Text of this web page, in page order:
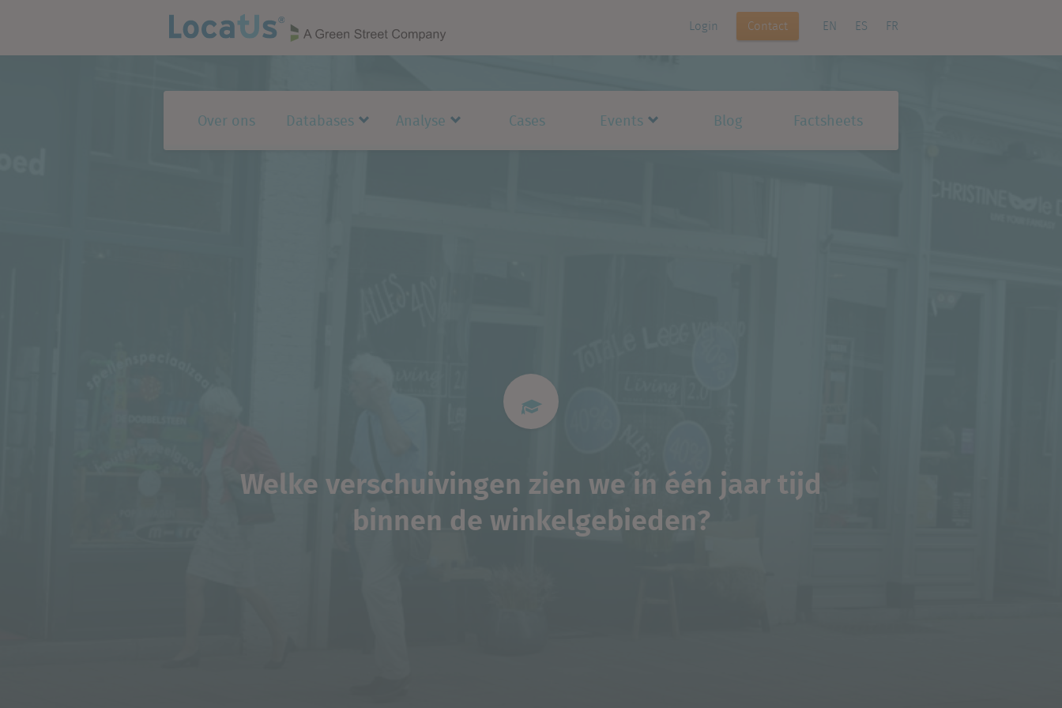
Login Contact EN ES FR
Over ons Databases Analyse Cases Events Blog Factsheets
Welke verschuivingen zien we in één jaar tijd
binnen de winkelgebieden?